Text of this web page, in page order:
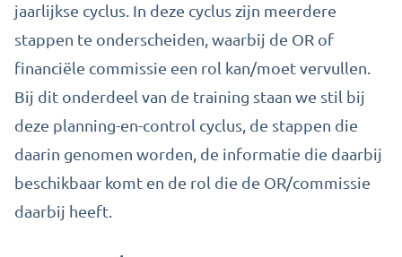
jaarlijkse cyclus. In deze cyclus zijn meerdere
stappen te onderscheiden, waarbij de OR of
financiële commissie een rol kan/moet vervullen.
Bij dit onderdeel van de training staan we stil bij
deze planning-en-control cyclus, de stappen die
daarin genomen worden, de informatie die daarbij
beschikbaar komt en de rol die de OR/commissie
daarbij heeft.